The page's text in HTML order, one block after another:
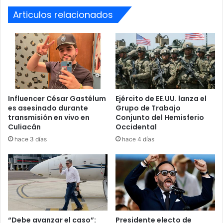
responsabilidad financiera limitándola al valor del buque,
estimado en 42,5 millones de dólares, pero el
Baltimore Buque Demanda
Dueños Empresas Puente
Articulos relacionados
Influencer César Gastélum
es asesinado durante
transmisión en vivo en
Culiacán
hace 3 días
Ejército de EE.UU. lanza el
Grupo de Trabajo
Conjunto del Hemisferio
Occidental
hace 4 días
“Debe avanzar el caso”: Presidente electo de